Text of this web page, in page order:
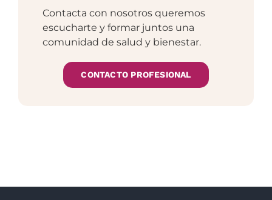
Contacta con nosotros queremos
escucharte y formar juntos una
comunidad de salud y bienestar.
CONTACTO PROFESIONAL